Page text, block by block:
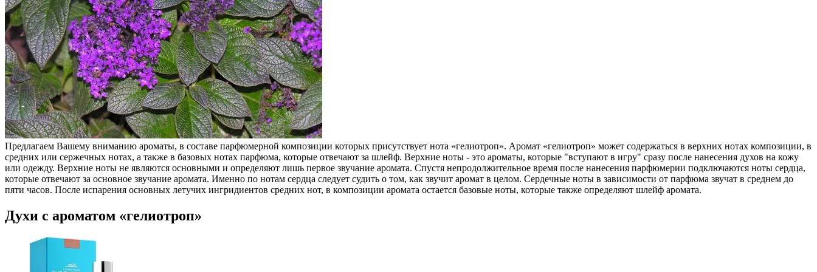
Предлагаем Вашему вниманию ароматы, в составе парфюмерной композиции которых присутствует нота «гелиотроп». Аромат «гелиотроп» может содержаться в верхних нотах композиции, в
средних или сержечных нотах, а также в базовых нотах парфюма, которые отвечают за шлейф. Верхние ноты - это ароматы, которые "вступают в игру" сразу после нанесения духов на кожу
или одежду. Верхние ноты не являются основными и определяют лишь первое звучание аромата. Спустя непродолжительное время после нанесения парфюмерии подключаются ноты сердца,
которые отвечают за основное звучание аромата. Именно по нотам сердца следует судить о том, как звучит аромат в целом. Сердечные ноты в зависимости от парфюма звучат в среднем до
пяти часов. После испарения основных летучих ингридиентов средних нот, в композиции аромата остается базовые ноты, которые также определяют шлейф аромата.
Духи с ароматом «гелиотроп»